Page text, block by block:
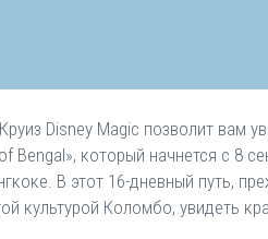
Disney Magic позволит
Bengal», который начнется с 8
В этот 16-дневный путь,
культурой Коломбо, увидеть